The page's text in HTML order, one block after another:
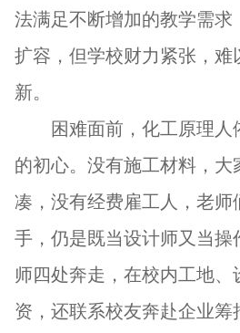
法满足不断增加的教学需求
扩容，但学校财力紧张，难
新。
困难面前，化工原理人
的初心。没有施工材料，大
凑，没有经费雇工人，老师
手，仍是既当设计师又当操
师四处奔走，在校内工地、
资，还联系校友奔赴企业筹